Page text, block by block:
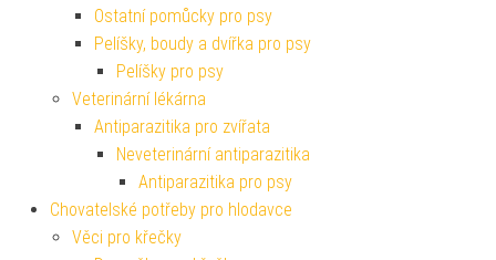
Ostatní pomůcky pro psy
Pelíšky, boudy a dvířka pro psy
Pelíšky pro psy
Veterinární lékárna
Antiparazitika pro zvířata
Neveterinární antiparazitika
Antiparazitika pro psy
Chovatelské potřeby pro hlodavce
Věci pro křečky